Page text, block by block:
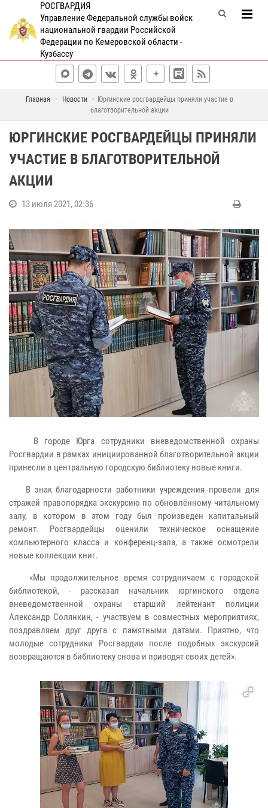
РОСГВАРДИЯ
Управление Федеральной службы войск
национальной гвардии Российской
Федерации по Кемеровской области -
Кузбассу
Главная Новости
Юргинские росгвардейцы приняли участие в
благотворительной акции
ЮРГИНСКИЕ РОСГВАРДЕЙЦЫ ПРИНЯЛИ
УЧАСТИЕ В БЛАГОТВОРИТЕЛЬНОЙ
АКЦИИ
13 июля 2021, 02:36
В городе Юрга сотрудники вневедомственной охраны
Росгвардии в рамках инициированной благотворительной акции
принесли в центральную городскую библиотеку новые книги.
В знак благодарности работники учреждения провели для
стражей правопорядка экскурсию по обновлённому читальному
залу, в котором в этом году был произведен капитальный
ремонт. Росгвардейцы оценили техническое оснащение
компьютерного класса и конференц-зала, а также осмотрели
новые коллекции книг.
«Мы продолжительное время сотрудничаем с городской
библиотекой, - рассказал начальник юргинского отдела
вневедомственной охраны старший лейтенант полиции
Александр Солянкин, - участвуем в совместных мероприятиях,
поздравляем друг друга с памятными датами. Приятно, что
молодые сотрудники Росгвардии после подобных экскурсий
возвращаются в библиотеку снова и приводят своих детей».